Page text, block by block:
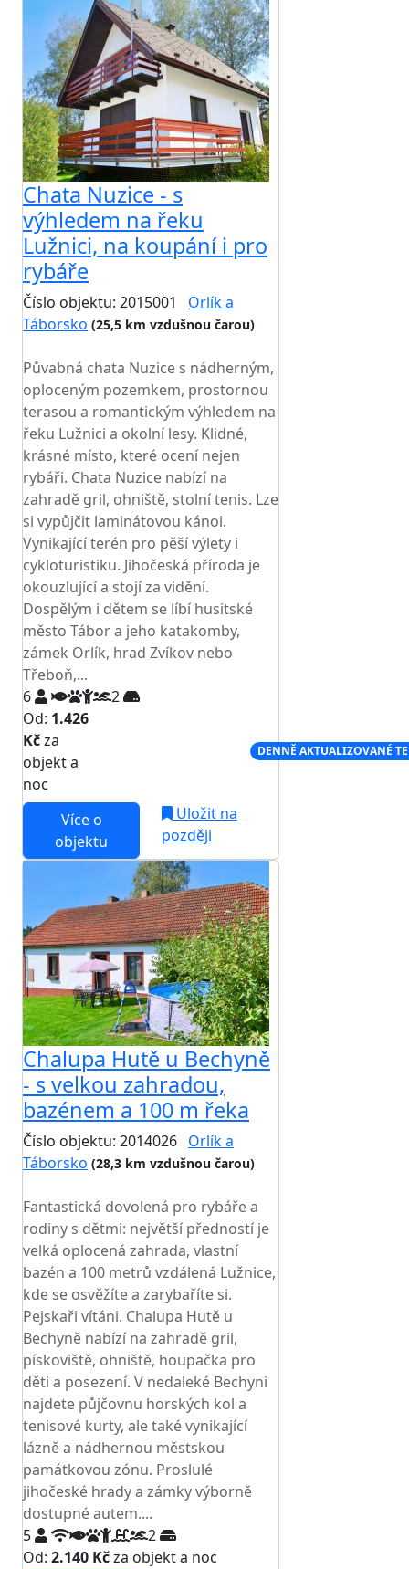
Chata Nuzice - s
výhledem na řeku
Lužnici, na koupání i pro
rybáře
Číslo objektu: 2015001
Orlík a
Táborsko (25,5 km vzdušnou čarou)
Půvabná chata Nuzice s nádherným,
oploceným pozemkem, prostornou
terasou a romantickým výhledem na
řeku Lužnici a okolní lesy. Klidné,
krásné místo, které ocení nejen
rybáři. Chata Nuzice nabízí na
zahradě gril, ohniště, stolní tenis. Lze
si vypůjčit laminátovou kánoi.
Vynikající terén pro pěší výlety i
cykloturistiku. Jihočeská příroda je
okouzlující a stojí za vidění.
Dospělým i dětem se líbí husitské
město Tábor a jeho katakomby,
zámek Orlík, hrad Zvíkov nebo
Třeboň,...
6
2
Od: 1.426
Kčza
objekt a
noc
DENNĚ AKTUALIZOVANÉ
Více o
objektu
Uložit na
později
Chalupa Hutě u Bechyně
- s velkou zahradou,
bazénem a 100 m řeka
Číslo objektu: 2014026 Orlík a
Táborsko (28,3 km vzdušnou čarou)
Fantastická dovolená pro rybáře a
rodiny s dětmi: největší předností je
velká oplocená zahrada, vlastní
bazén a 100 metrů vzdálená Lužnice,
kde se osvěžíte a zarybaříte si.
Pejskaři vítáni. Chalupa Hutě u
Bechyně nabízí na zahradě gril,
pískoviště, ohniště, houpačka pro
děti a posezení. V nedaleké Bechyni
najdete půjčovnu horských kol a
tenisové kurty, ale také vynikající
lázně a nádhernou městskou
památkovou zónu. Proslulé
jihočeské hrady a zámky výborně
dostupné autem....
5
2
Od: 2.140 Kčza objekt a noc